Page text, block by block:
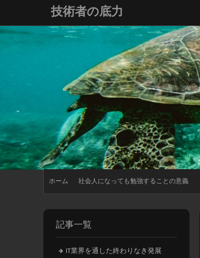
テ
ン
技術者の底力
ホーム 社会人になっても勉強することの意義
記事一覧
IT業界を通した終わりなき発展